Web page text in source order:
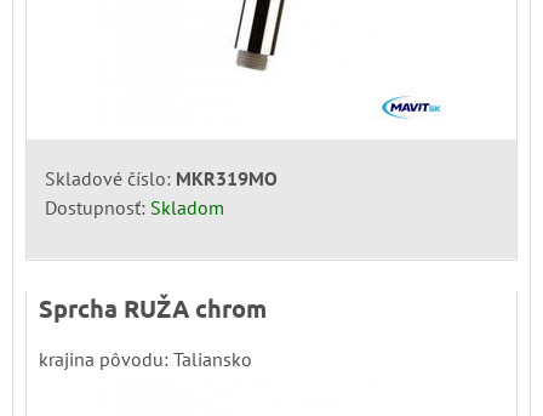
Skladové číslo: MKR319MO
Dostupnosť: Skladom
Sprcha RUŽA chrom
krajina pôvodu: Taliansko